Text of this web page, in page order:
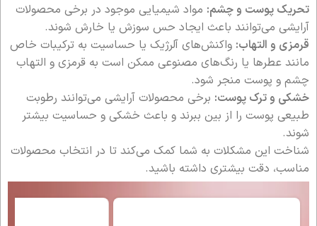
تحریک پوست و چشم: مواد شیمیایی موجود در برخی محصولات
آرایشی می‌توانند باعث ایجاد حس سوزش یا خارش شوند.
قرمزی و التهاب: واکنش‌های آلرژیک یا حساسیت به ترکیبات خاص
مانند عطرها یا رنگ‌های مصنوعی ممکن است به قرمزی و التهاب
چشم و پوست منجر شود.
خشکی و ترک پوست: برخی محصولات آرایشی می‌توانند رطوبت
طبیعی پوست را از بین ببرند و باعث خشکی و حساسیت بیشتر
شوند.
شناخت این مشکلات به شما کمک می‌کند تا در انتخاب محصولات
مناسب، دقت بیشتری داشته باشید.